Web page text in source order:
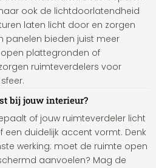
ook de lichtdoorlatendheid
laten licht door en zorgen
panelen bieden juist meer
plattegronden of
ruimteverdelers voor
bij jouw interieur?
of jouw ruimteverdeler licht
duidelijk accent vormt. Denk
werking: moet de ruimte open
aanvoelen? Mag de